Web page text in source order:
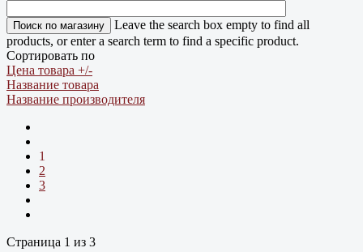
Leave the search box empty to find all
products, or enter a search term to find a specific product.
Сортировать по
Цена товара +/-
Название товара
Название производителя
1
2
3
Страница 1 из 3